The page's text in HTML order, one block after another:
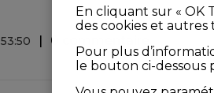
53:50 0 commentaire
En cliquant sur « OK
des cookies et autres
Pour plus
le bouton ci-